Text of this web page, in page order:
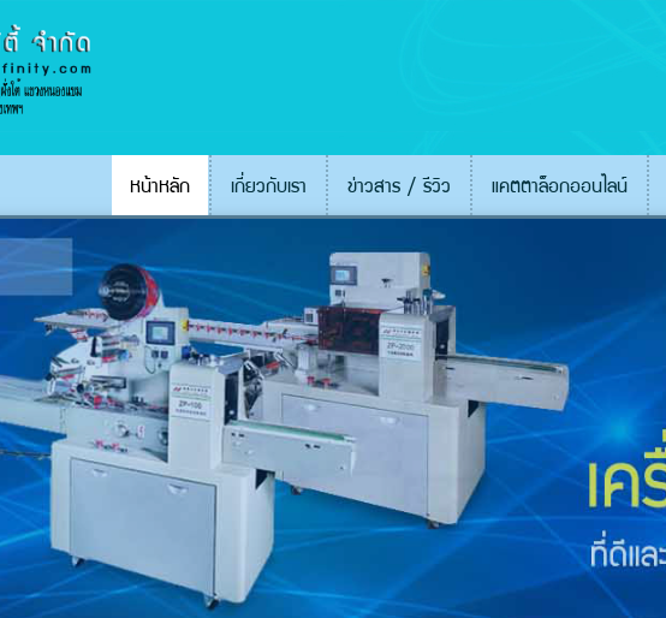
หน้าหลัก เกี่ยวกับเรา ข่าวสาร / รีวิว แคตตาล็อกออนไลน์